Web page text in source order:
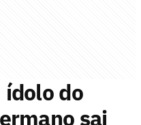
ídolo do
sai